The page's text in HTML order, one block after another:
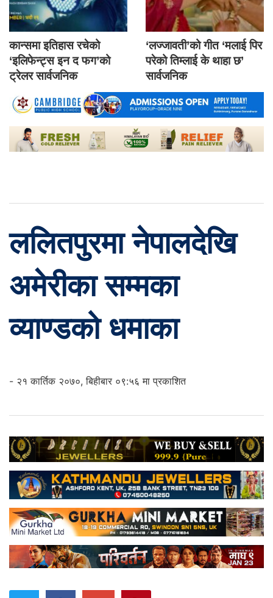
कान्समा इतिहास रचेको
‘इलिफेन्ट्स इन द फग’को
ट्रेलर सार्वजनिक
‘लज्जावती’को गीत ‘मलाई पिर
परेको तिम्लाई के थाहा छ’
सार्वजनिक
ललितपुरमा नेपालदेखि
अमेरीका सम्मका
व्याण्डको धमाका
- २१ कार्तिक २०७०, बिहीबार ०९:५६ मा प्रकाशित